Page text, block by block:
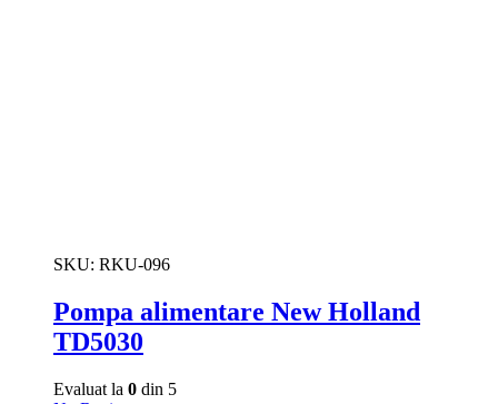
SKU: RKU-096
Pompa alimentare New Holland
TD5030
Evaluat la 0 din 5